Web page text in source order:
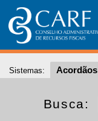
Sistemas: Acordãos
Busca: